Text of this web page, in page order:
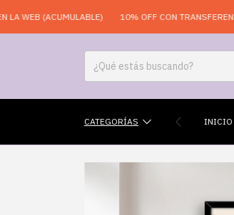
(ACUMULABLE) 10% OFF CON TRANSFERENCIA
CATEGORÍAS INICIO